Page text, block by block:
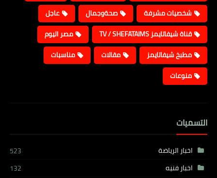
شخصيات مشرفة
صحةوجمال
عاجل
قناة شيفاتايمز TV / SHEFATAIMS
مصر اليوم
مطبخ شيفاتايمز
مقالات
مناسبات
منوعات
التسميات
اخبار الرياضة
523
اخبار فنيه
132